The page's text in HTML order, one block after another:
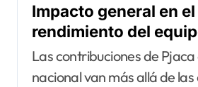
Impacto general en el
rendimiento del
Las contribuciones de Pjaca
nacional van más allá de